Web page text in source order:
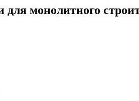
монолитного